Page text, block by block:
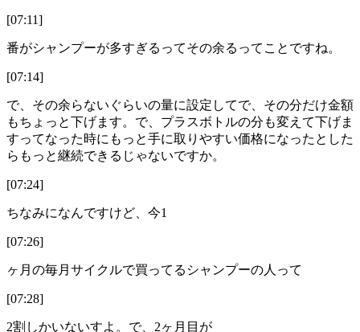
[07:11]
番がシャンプーが多すぎるってその余るってことですね。
[07:14]
で、その余らないぐらいの量に設定してで、その分だけ金額
もちょっと下げます。で、プラスボトルの分も変えて下げま
すってなった時にもっと手に取りやすい価格になったとした
らもっと継続できるじゃないですか。
[07:24]
ちなみになんですけど、今1
[07:26]
ヶ月の毎月サイクルで買ってるシャンプーの人って
[07:28]
2割しかいないすよ。で、2ヶ月目が